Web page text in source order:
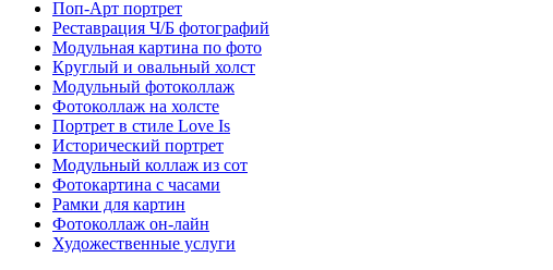
Поп-Арт портрет
Реставрация Ч/Б фотографий
Модульная картина по фото
Круглый и овальный холст
Модульный фотоколлаж
Фотоколлаж на холсте
Портрет в стиле Love Is
Исторический портрет
Модульный коллаж из сот
Фотокартина с часами
Рамки для картин
Фотоколлаж он-лайн
Художественные услуги